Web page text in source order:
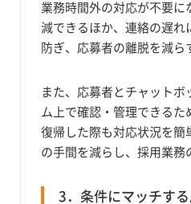
業務時間外の対応が不要に
減できるほか、連絡の遅れ
防ぎ、応募者の離脱を減ら
また、応募者とチャットボ
ム上で確認・管理できるた
復帰した際も対応状況を簡
の手間を減らし、採用業務
3．条件にマッチす